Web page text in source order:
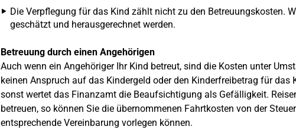
Die Verpflegung für das Kind zählt nicht zu den Betreuungskosten.
geschätzt und herausgerechnet werden.
Betreuung durch einen Angehörigen
Auch wenn ein Angehöriger Ihr Kind betreut, sind die Kosten unter
keinen Anspruch auf das Kindergeld oder den Kinderfreibetrag für
sonst wertet das Finanzamt die Beaufsichtigung als Gefälligkeit.
betreuen, so können Sie die übernommenen Fahrtkosten von der
entsprechende Vereinbarung vorlegen können.